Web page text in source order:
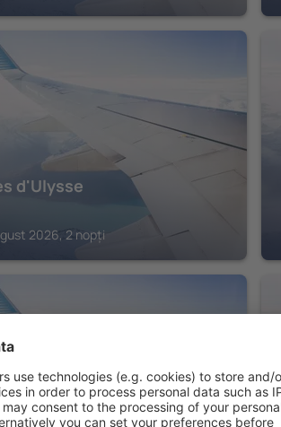
d'Ulysse
2026, 2 nopți